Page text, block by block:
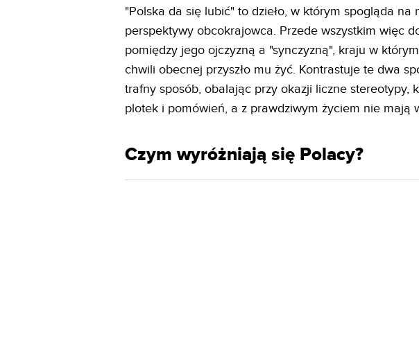
"Polska da się lubić" to dzieło, w którym spogląda
perspektywy obcokrajowca. Przede wszystkim więc
pomiędzy jego ojczyzną a "synczyzną", kraju w
chwili obecnej przyszło mu żyć. Kontrastuje te dwa
trafny sposób, obalając przy okazji liczne stereotypy,
plotek i pomówień, a z prawdziwym życiem nie mają
Czym wyróżniają się Polacy?